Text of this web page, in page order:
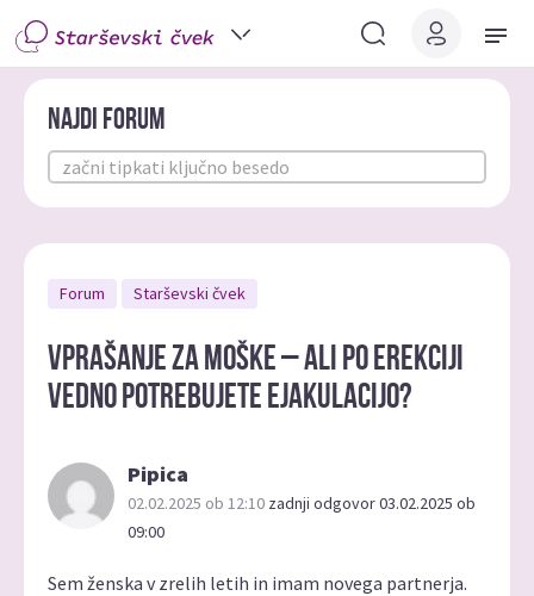
Najdi forum
Forum Starševski čvek
Vprašanje za moške – ali po erekciji
vedno potrebujete ejakulacijo?
Pipica
02.02.2025 ob 12:10 zadnji odgovor 03.02.2025 ob
09:00
Sem ženska v zrelih letih in imam novega partnerja.